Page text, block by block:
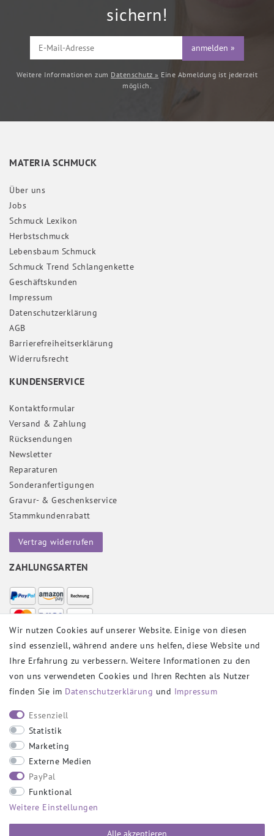
sichern!
anmelden »
Weitere Informationen zum Datenschutz » Eine Abmeldung ist jederzeit
möglich.
MATERIA SCHMUCK
Über uns
Jobs
Schmuck Lexikon
Herbstschmuck
Lebensbaum Schmuck
Schmuck Trend Schlangenkette
Geschäftskunden
Impressum
Daten­schutz­erklärung
AGB
Barrierefreiheitserklärung
Widerrufs­recht
KUNDENSERVICE
Kontaktformular
Versand & Zahlung
Rücksendungen
Newsletter
Reparaturen
Sonderanfertigungen
Gravur- & Geschenkservice
Stammkundenrabatt
Vertrag widerrufen
ZAHLUNGSARTEN
VERSANDPARTNER
SOCIAL
SICHER EINKAUFEN
Wir nutzen Cookies auf unserer Website. Einige von diesen
sind essenziell, während andere uns helfen, diese Website und
Ihre Erfahrung zu verbessern. Weitere Informationen zu den
von uns verwendeten Cookies und Ihren Rechten als Nutzer
finden Sie im Daten­schutz­erklärung und Impressum
Essenziell
Statistik
Marketing
Externe Medien
PayPal
Funktional
Weitere Einstellungen
Alle akzeptieren